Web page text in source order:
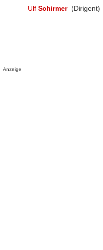
Ulf Schirmer (Dirigent)
Anzeige